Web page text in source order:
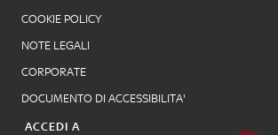
COOKIE POLICY
NOTE LEGALI
CORPORATE
DOCUMENTO DI ACCESSIBILITA'
ACCEDI A